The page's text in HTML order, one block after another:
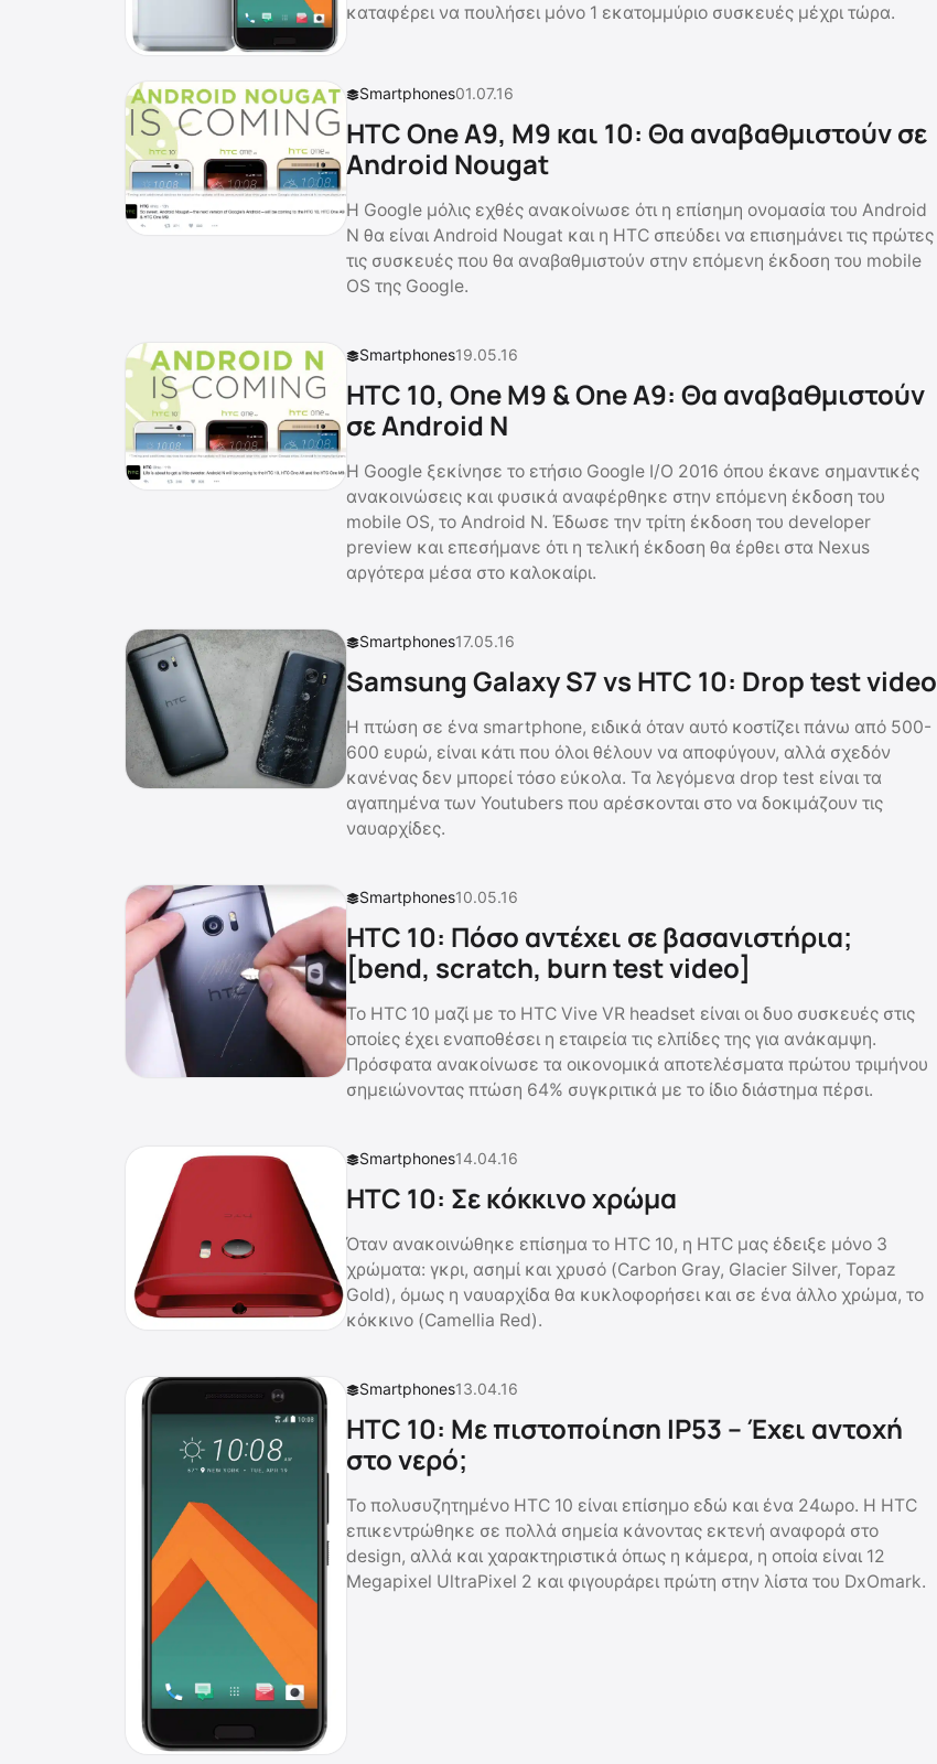
καταφέρει να πουλήσει μόνο 1 εκατομμύριο συσκευές μέχρι τώρα.
Smartphones01.07.16
HTC One A9, M9 και 10: Θα αναβαθμιστούν σε
Android Nougat
Η Google μόλις εχθές ανακοίνωσε ότι η επίσημη ονομασία του Android
N θα είναι Android Nougat και η HTC σπεύδει να επισημάνει τις πρώτες
τις συσκευές που θα αναβαθμιστούν στην επόμενη έκδοση του mobile
OS της Google.
Smartphones19.05.16
HTC 10, One M9 & One A9: Θα αναβαθμιστούν
σε Android N
Η Google ξεκίνησε το ετήσιο Google I/O 2016 όπου έκανε σημαντικές
ανακοινώσεις και φυσικά αναφέρθηκε στην επόμενη έκδοση του
mobile OS, το Android N. Έδωσε την τρίτη έκδοση του developer
preview και επεσήμανε ότι η τελική έκδοση θα έρθει στα Nexus
αργότερα μέσα στο καλοκαίρι.
Smartphones17.05.16
Samsung Galaxy S7 vs HTC 10: Drop test video
Η πτώση σε ένα smartphone, ειδικά όταν αυτό κοστίζει πάνω από 500-
600 ευρώ, είναι κάτι που όλοι θέλουν να αποφύγουν, αλλά σχεδόν
κανένας δεν μπορεί τόσο εύκολα. Τα λεγόμενα drop test είναι τα
αγαπημένα των Youtubers που αρέσκονται στο να δοκιμάζουν τις
ναυαρχίδες.
Smartphones10.05.16
HTC 10: Πόσο αντέχει σε βασανιστήρια;
[bend, scratch, burn test video]
Το HTC 10 μαζί με το HTC Vive VR headset είναι οι δυο συσκευές στις
οποίες έχει εναποθέσει η εταιρεία τις ελπίδες της για ανάκαμψη.
Πρόσφατα ανακοίνωσε τα οικονομικά αποτελέσματα πρώτου τριμήνου
σημειώνοντας πτώση 64% συγκριτικά με το ίδιο διάστημα πέρσι.
Smartphones14.04.16
HTC 10: Σε κόκκινο χρώμα
Όταν ανακοινώθηκε επίσημα το HTC 10, η HTC μας έδειξε μόνο 3
χρώματα: γκρι, ασημί και χρυσό (Carbon Gray, Glacier Silver, Topaz
Gold), όμως η ναυαρχίδα θα κυκλοφορήσει και σε ένα άλλο χρώμα, το
κόκκινο (Camellia Red).
Smartphones13.04.16
HTC 10: Με πιστοποίηση IP53 – Έχει αντοχή
στο νερό;
Το πολυσυζητημένο HTC 10 είναι επίσημο εδώ και ένα 24ωρο. Η HTC
επικεντρώθηκε σε πολλά σημεία κάνοντας εκτενή αναφορά στο
design, αλλά και χαρακτηριστικά όπως η κάμερα, η οποία είναι 12
Megapixel UltraPixel 2 και φιγουράρει πρώτη στην λίστα του DxOmark.